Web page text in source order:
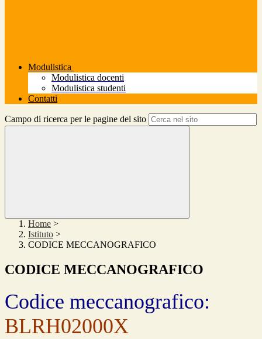
Modulistica
Modulistica docenti
Modulistica studenti
Contatti
Campo di ricerca per le pagine del sito
Home >
Istituto >
CODICE MECCANOGRAFICO
CODICE MECCANOGRAFICO
Codice meccanografico:
BLRH02000X